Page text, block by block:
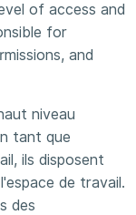
of access and
for
and
niveau
tant que
ils disposent
de travail.
des